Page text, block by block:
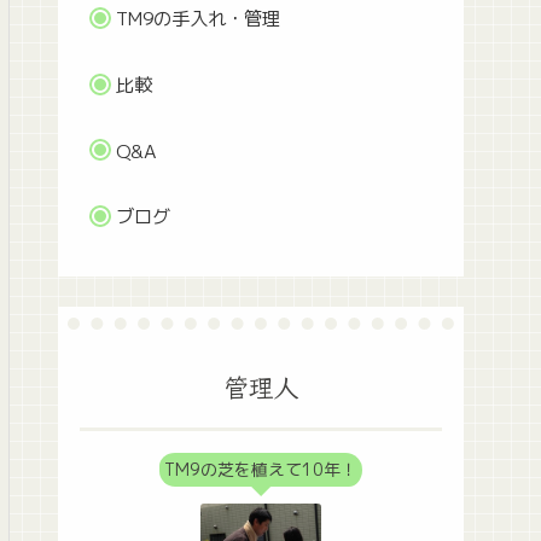
TM9の手入れ・管理
比較
Q&A
ブログ
管理人
TM9の芝を植えて10年！